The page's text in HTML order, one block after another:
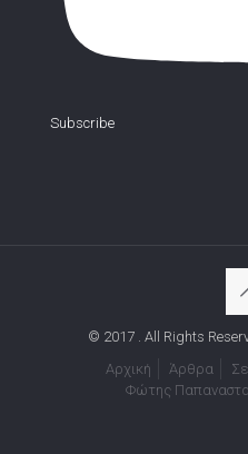
Subscribe
© 2017 . All Rights
Αρχική
Άρθρα
Φώτης